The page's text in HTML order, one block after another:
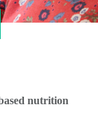
nutrition